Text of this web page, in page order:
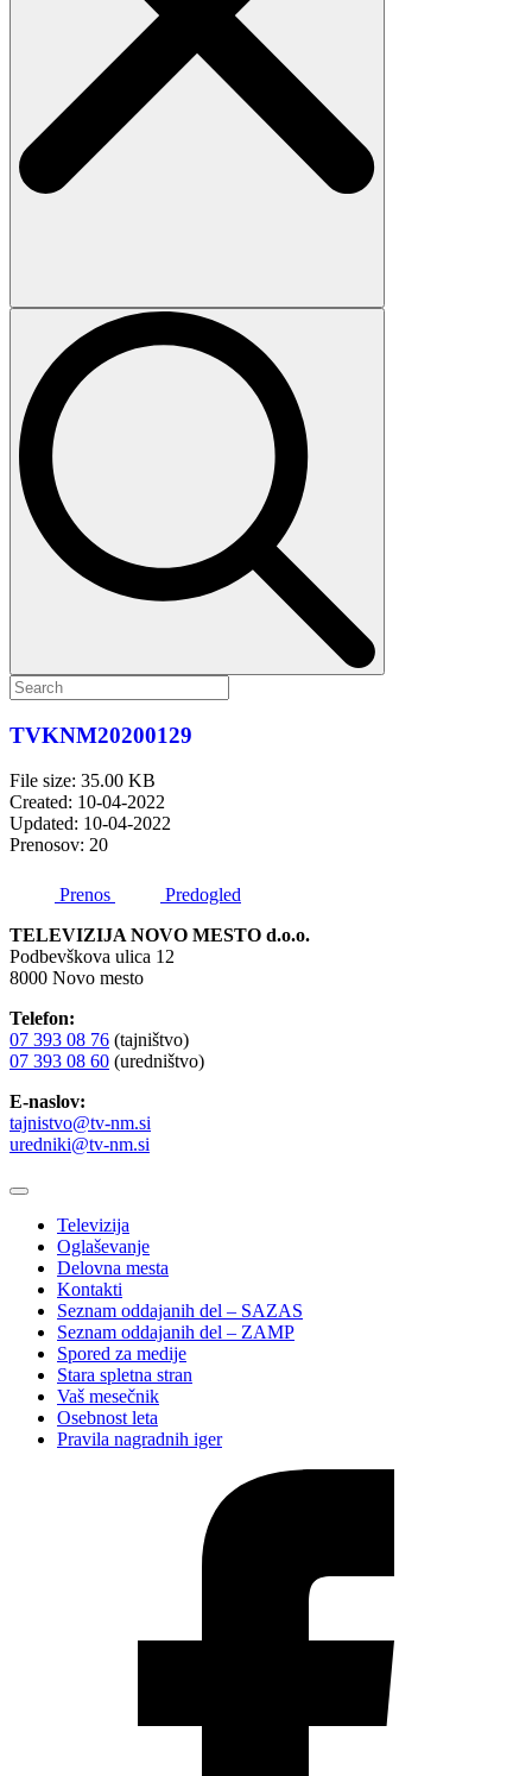
TVKNM20200129
File size: 35.00 KB
Created: 10-04-2022
Updated: 10-04-2022
Prenosov: 20
Prenos
Predogled
TELEVIZIJA NOVO MESTO d.o.o.
Podbevškova ulica 12
8000 Novo mesto
Telefon:
07 393 08 76 (tajništvo)
07 393 08 60 (uredništvo)
E-naslov:
tajnistvo@tv-nm.si
uredniki@tv-nm.si
Televizija
Oglaševanje
Delovna mesta
Kontakti
Seznam oddajanih del – SAZAS
Seznam oddajanih del – ZAMP
Spored za medije
Stara spletna stran
Vaš mesečnik
Osebnost leta
Pravila nagradnih iger